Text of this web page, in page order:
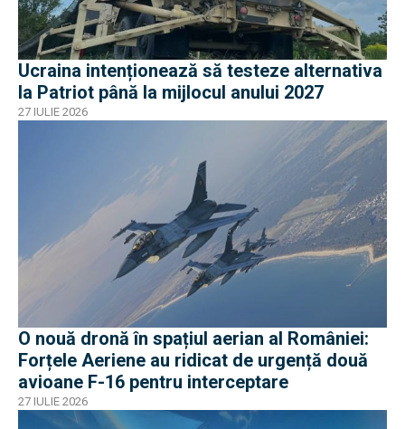
Ucraina intenționează să testeze alternativa
la Patriot până la mijlocul anului 2027
27 IULIE 2026
O nouă dronă în spațiul aerian al României:
Forțele Aeriene au ridicat de urgență două
avioane F-16 pentru interceptare
27 IULIE 2026